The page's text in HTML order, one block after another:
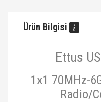
Ürün Bilgisi
Ettus
1x1 70MHz-
Radio/